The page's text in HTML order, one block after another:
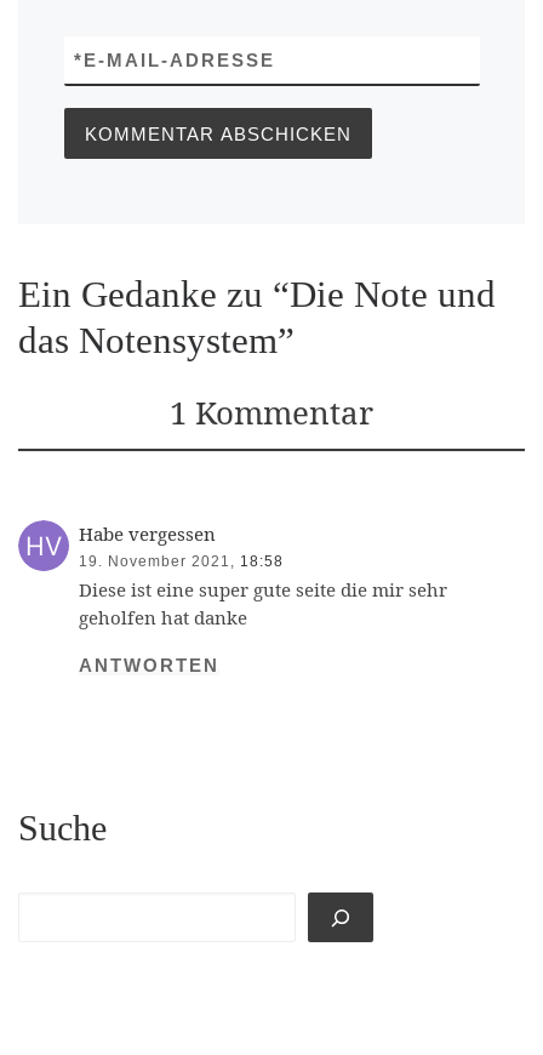
E-MAIL-ADRESSE
*
Ein Gedanke zu “Die Note und
das Notensystem”
1 Kommentar
Habe vergessen
19. November 2021, 18:58
Diese ist eine super gute seite die mir sehr
geholfen hat danke
ANTWORTEN
Suche